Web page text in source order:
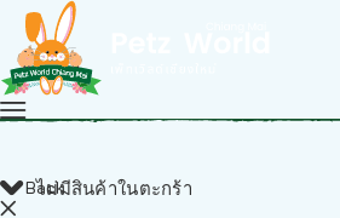
ไม่มีสินค้าในตะกร้า
Back